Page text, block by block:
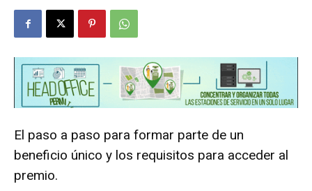
El paso a paso para formar parte de un
beneficio único y los requisitos para acceder al
premio.